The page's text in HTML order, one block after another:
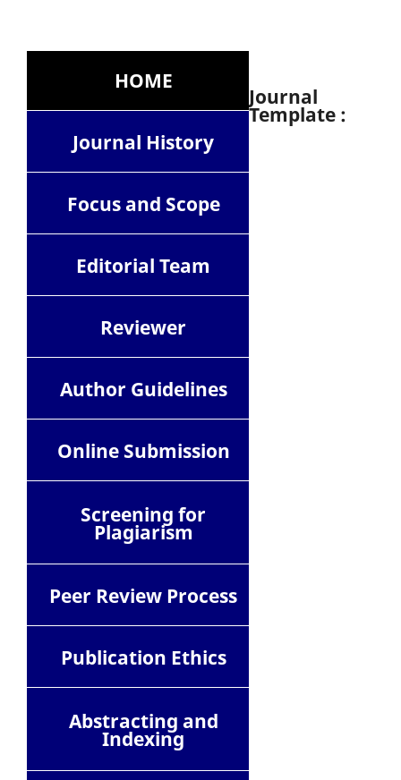
HOME
Journal History
Focus and Scope
Editorial Team
Reviewer
Author Guidelines
Online Submission
Screening for
Plagiarism
Peer Review Process
Publication Ethics
Abstracting and
Indexing
Journal
Template :